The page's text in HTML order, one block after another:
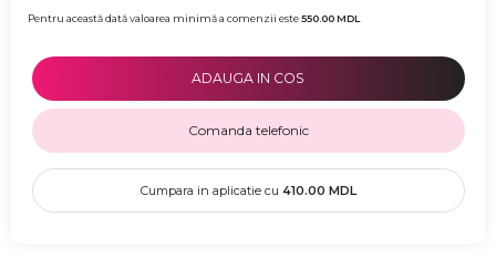
Pentru această dată valoarea minimă a comenzii este550.00MDL
ADAUGA IN COS
Comanda telefonic
Cumpara in aplicatie cu 410.00 MDL